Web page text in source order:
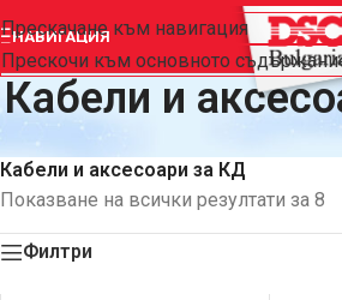
Прескачане към навигация
Прескочи към основното
НАВИГАЦИЯ
Кабели и
Начало
Кабели и аксесоари за КД
Показване на всички резултати за 8
Филтри